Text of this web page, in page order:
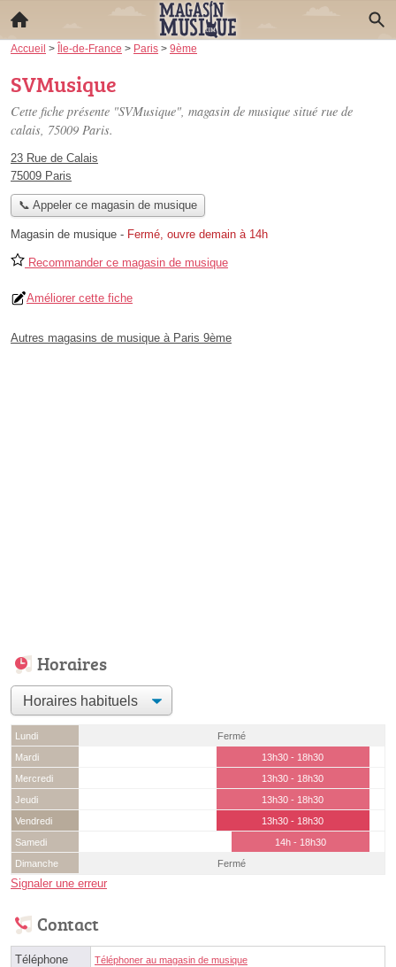
Accueil > Île-de-France > Paris > 9ème
SVMusique
Cette fiche présente "SVMusique", magasin de musique situé rue de
calais, 75009 Paris.
23 Rue de Calais
75009 Paris
📞 Appeler ce magasin de musique
Magasin de musique - Fermé, ouvre demain à 14h
Recommander ce magasin de musique
Améliorer cette fiche
Autres magasins de musique à Paris 9ème
Horaires
Lundi
Fermé
Mardi
13h30 - 18h30
Mercredi
13h30 - 18h30
Jeudi
13h30 - 18h30
Vendredi
13h30 - 18h30
Samedi
14h - 18h30
Dimanche
Fermé
Signaler une erreur
Contact
Téléphone Téléphoner au magasin de musique